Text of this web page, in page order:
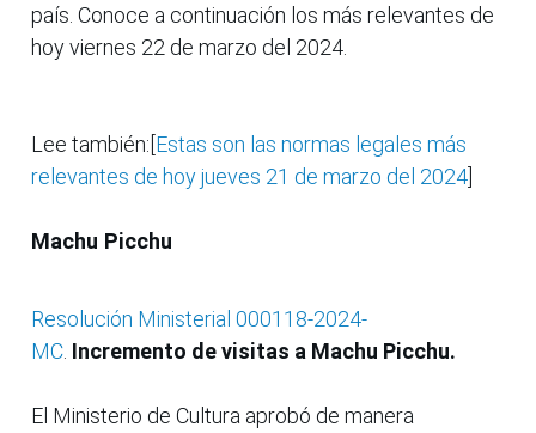
país. Conoce a continuación los más relevantes de
hoy viernes 22 de marzo del 2024.
Lee también:[ Estas son las normas legales más
relevantes de hoy jueves 21 de marzo del 2024
Machu Picchu
Resolución Ministerial 000118-2024-
MC Incremento de visitas a Machu Picchu.
El Ministerio de Cultura aprobó de manera